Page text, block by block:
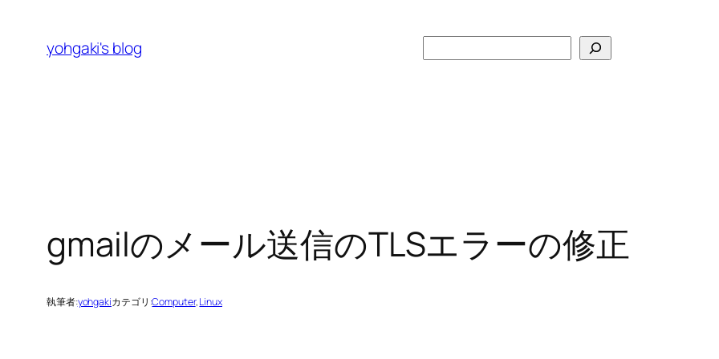
yohgaki's blog
索
gmailのメール送信のTLSエラーの修正
執筆者:yohgakiカテゴリ:Computer, Linux